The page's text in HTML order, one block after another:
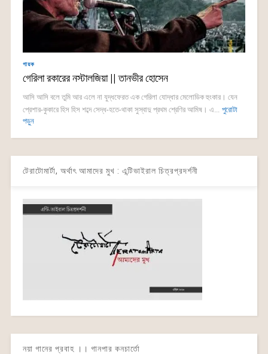
গায়ক
গেরিলা রকারের নস্টালজিয়া || তানভীর হোসেন
আসি আসি বলে তুমি আর এলে না যুদ্ধফেরত এক গেরিলা যোদ্ধার মেলোডিক হুংকার। যেন
প্রেশার-কুকারে হিস হিস শব্দে সেদ্ধ-হতে-থাকা সুস্বাদু প্রথম শ্রেণির আমিষ। এ... পুরোটা
পড়ুন
টেরাটোমার্টা, অর্থাৎ আমাদের মুখ : এন্টিভাইরাল চিত্রপ্রদর্শনী
নয়া গানের প্রবাহ ।। গানপার কনচার্তো